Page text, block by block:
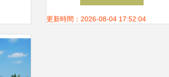
為例
更新時間：2026-08-04 17:52:04